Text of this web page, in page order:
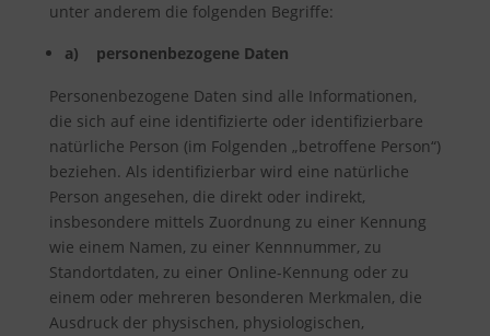
unter anderem die folgenden Begriffe:
a) personenbezogene Daten
Personenbezogene Daten sind alle Informationen,
die sich auf eine identifizierte oder identifizierbare
natürliche Person (im Folgenden „betroffene Person“)
beziehen. Als identifizierbar wird eine natürliche
Person angesehen, die direkt oder indirekt,
insbesondere mittels Zuordnung zu einer Kennung
wie einem Namen, zu einer Kennnummer, zu
Standortdaten, zu einer Online-Kennung oder zu
einem oder mehreren besonderen Merkmalen, die
Ausdruck der physischen, physiologischen,